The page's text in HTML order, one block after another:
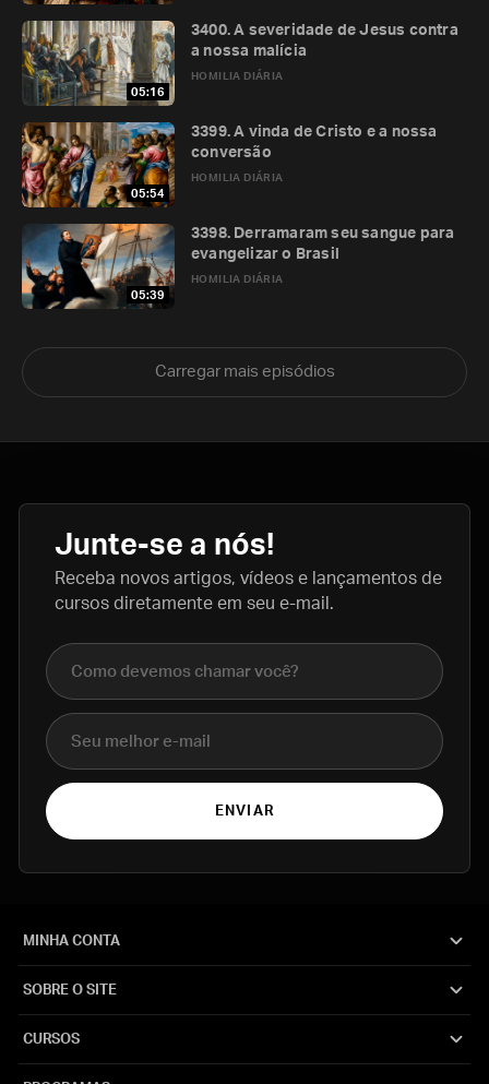
05:16
HOMILIA DIÁRIA
3400. A severidade de Jesus contra
a nossa malícia
05:54
HOMILIA DIÁRIA
3399. A vinda de Cristo e a nossa
conversão
05:39
HOMILIA DIÁRIA
3398. Derramaram seu sangue para
evangelizar o Brasil
Carregar mais episódios
Junte-se a nós!
Receba novos artigos, vídeos e lançamentos de
cursos diretamente em seu e-mail.
Nome completo
E-mail
ENVIAR
MINHA CONTA
SOBRE O SITE
CURSOS